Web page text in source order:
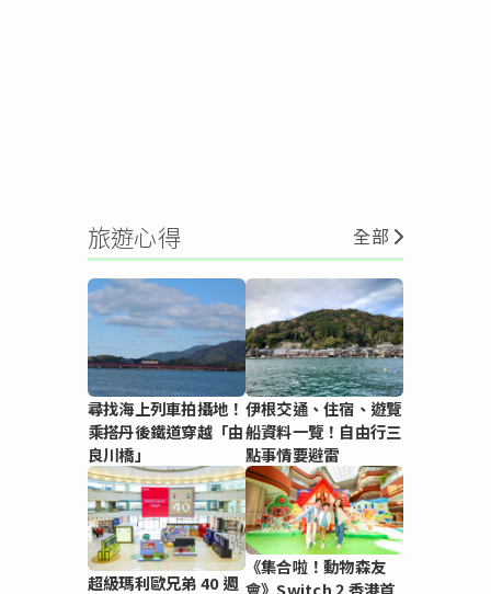
旅遊心得 全部
尋找海上列車拍攝地！
乘搭丹後鐵道穿越「由
良川橋」
伊根交通、住宿、遊覽
船資料一覽！自由行三
點事情要避雷
超級瑪利歐兄弟 40 週
《集合啦！動物森友
會》Switch 2 香港首